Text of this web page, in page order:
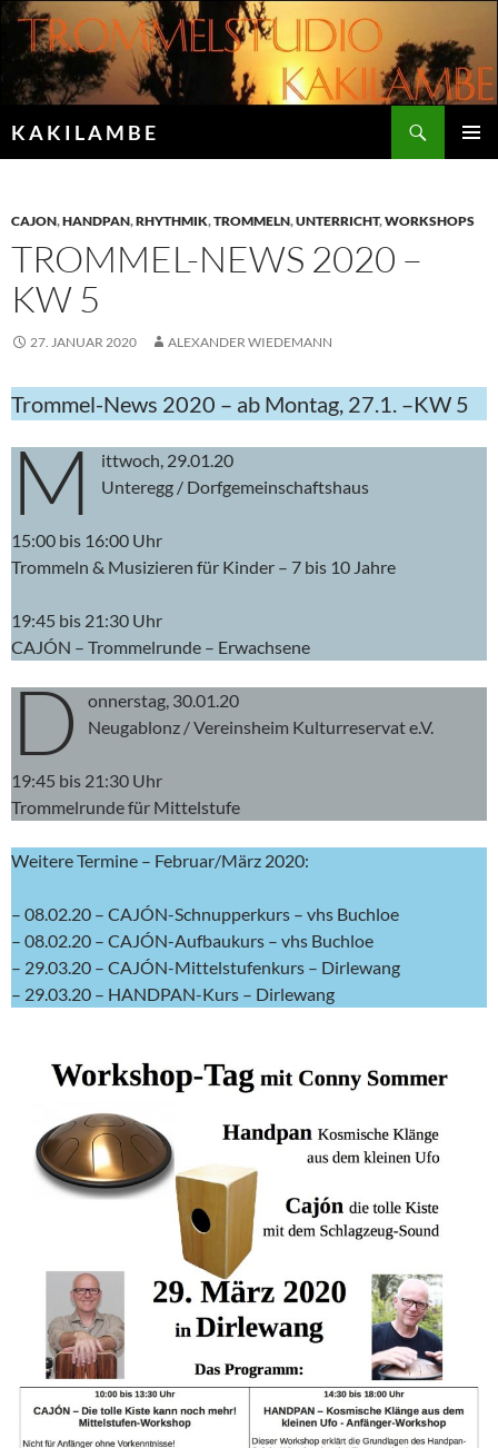
Zum
Inhalt
springen
K A K I L A M B E
CAJON,HANDPAN,RHYTHMIK,TROMMELN,UNTERRICHT,WORKSHOPS
TROMMEL-NEWS 2020 –
KW 5
27. JANUAR 2020 ALEXANDER WIEDEMANN
Trommel-News 2020 – ab Montag, 27.1. –KW 5
M ittwoch, 29.01.20
Unteregg / Dorfgemeinschaftshaus
15:00 bis 16:00 Uhr
Trommeln & Musizieren für Kinder – 7 bis 10 Jahre
19:45 bis 21:30 Uhr
CAJÓN – Trommelrunde – Erwachsene
D onnerstag, 30.01.20
Neugablonz / Vereinsheim Kulturreservat e.V.
19:45 bis 21:30 Uhr
Trommelrunde für Mittelstufe
Weitere Termine – Februar/März 2020:
– 08.02.20 – CAJÓN-Schnupperkurs – vhs Buchloe
– 08.02.20 – CAJÓN-Aufbaukurs – vhs Buchloe
– 29.03.20 – CAJÓN-Mittelstufenkurs – Dirlewang
– 29.03.20 – HANDPAN-Kurs – Dirlewang